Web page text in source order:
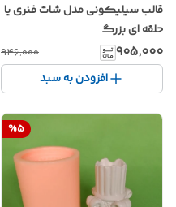
قالب سیلیکونی مدل شات فنری یا
حلقه ای بزرگ
۹۰۵٬۰۰۰ ۹۴۶٬۰۰۰
افزودن به سبد
%5